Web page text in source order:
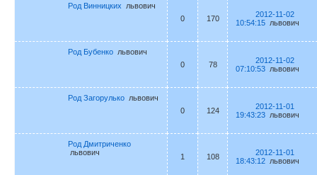
Род Винницких
львович
0
170
2012-11-02
10:54:15 львович
Род Бубенко львович
0
78
2012-11-02
07:10:53 львович
Род Загорулько львович
0
124
2012-11-01
19:43:23 львович
Род Дмитриченко
львович
1 108
2012-11-01
18:43:12 львович